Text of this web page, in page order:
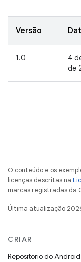
Versão
1.0
4
de
O conteúdo e os
licenças descritas na
marcas registradas da
Última atualização
CRIAR
Repositório do Android